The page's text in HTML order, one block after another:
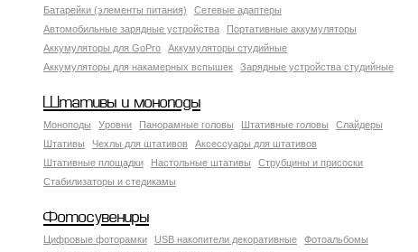
Батарейки (элементы питания)
Сетевые адаптеры
Автомобильные зарядные устройства
Портативные аккумуляторы
Аккумуляторы для GoPro
Аккумуляторы студийные
Аккумуляторы для накамерных вспышек
Зарядные устройства студийные
Штативы и моноподы
Моноподы Уровни Панорамные головы Штативные головы
Слайдеры
Штативы
Чехлы для штативов
Аксессуары для штативов
Штативные площадки
Настольные штативы
Струбцины и присоски
Стабилизаторы и стедикамы
Фотосувениры
Цифровые фоторамки USB накопители декоративные
Фотоальбомы